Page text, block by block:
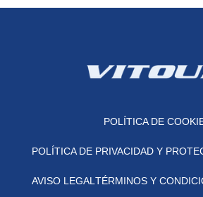
POLÍTICA DE
POLÍTICA DE PRIVACIDAD Y
AVISO LEGALTÉRMINOS Y